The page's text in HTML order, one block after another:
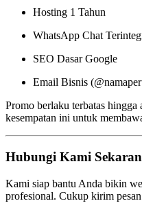
Hosting 1 Tahun
WhatsApp Chat
SEO Dasar Google
Email Bisnis
Promo berlaku terbatas
kesempatan ini untuk
Hubungi Kami
Kami siap bantu Anda bikin
profesional. Cukup kirim